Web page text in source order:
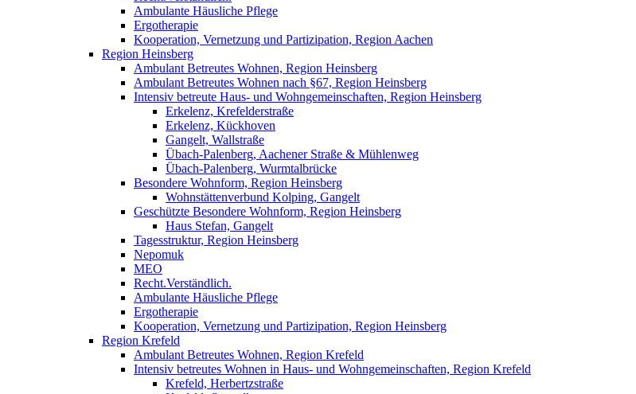
Ambulante Häusliche Pflege
Ergotherapie
Kooperation, Vernetzung und Partizipation, Region Aachen
Region Heinsberg
Ambulant Betreutes Wohnen, Region Heinsberg
Ambulant Betreutes Wohnen nach §67, Region Heinsberg
Intensiv betreute Haus- und Wohngemeinschaften, Region Heinsberg
Erkelenz, Krefelderstraße
Erkelenz, Kückhoven
Gangelt, Wallstraße
Übach-Palenberg, Aachener Straße & Mühlenweg
Übach-Palenberg, Wurmtalbrücke
Besondere Wohnform, Region Heinsberg
Wohnstättenverbund Kolping, Gangelt
Geschützte Besondere Wohnform, Region Heinsberg
Haus Stefan, Gangelt
Tagesstruktur, Region Heinsberg
Nepomuk
MEO
Recht.Verständlich.
Ambulante Häusliche Pflege
Ergotherapie
Kooperation, Vernetzung und Partizipation, Region Heinsberg
Region Krefeld
Ambulant Betreutes Wohnen, Region Krefeld
Intensiv betreutes Wohnen in Haus- und Wohngemeinschaften, Region Krefeld
Krefeld, Herbertzstraße